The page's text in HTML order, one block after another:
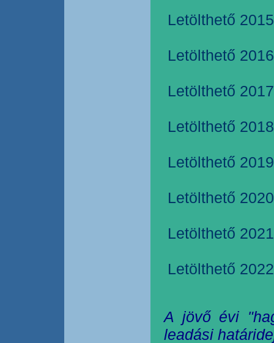
Letölthető
Letölthető
Letölthető
Letölthető
Letölthető
Letölthető
Letölthető
Letölthető
A jövő évi
leadási